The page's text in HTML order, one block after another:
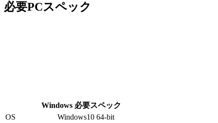
必要PCスペック
Windows 必要スペック
OS
Windows10 64-bit